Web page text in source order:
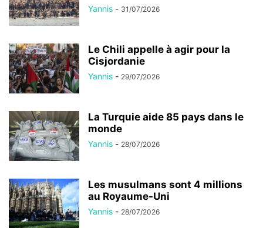
Yannis - 31/07/2026
Le Chili appelle à agir pour la
Cisjordanie
Yannis - 29/07/2026
La Turquie aide 85 pays dans le
monde
Yannis - 28/07/2026
Les musulmans sont 4 millions
au Royaume-Uni
Yannis - 28/07/2026